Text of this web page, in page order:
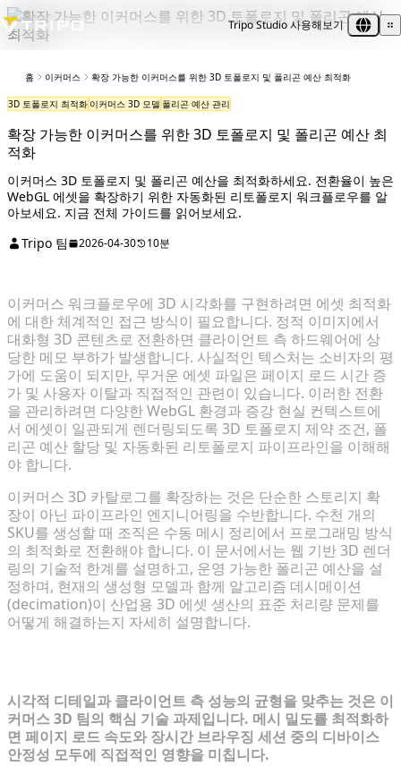
Tripo Studio 사용해보기
홈 이커머스 확장 가능한 이커머스를 위한 3D 토폴로지 및 폴리곤 예산 최적화
3D 토폴로지 최적화 이커머스 3D 모델 폴리곤 예산 관리
확장 가능한 이커머스를 위한 3D 토폴로지 및 폴리곤 예산 최
적화
이커머스 3D 토폴로지 및 폴리곤 예산을 최적화하세요. 전환율이 높은
WebGL 에셋을 확장하기 위한 자동화된 리토폴로지 워크플로우를 알
아보세요. 지금 전체 가이드를 읽어보세요.
Tripo 팀
2026-04-30 10분
이커머스 워크플로우에 3D 시각화를 구현하려면 에셋 최적화
에 대한 체계적인 접근 방식이 필요합니다. 정적 이미지에서
대화형 3D 콘텐츠로 전환하면 클라이언트 측 하드웨어에 상
당한 메모 부하가 발생합니다. 사실적인 텍스처는 소비자의 평
가에 도움이 되지만, 무거운 에셋 파일은 페이지 로드 시간 증
가 및 사용자 이탈과 직접적인 관련이 있습니다. 이러한 전환
을 관리하려면 다양한 WebGL 환경과 증강 현실 컨텍스트에
서 에셋이 일관되게 렌더링되도록 3D 토폴로지 제약 조건, 폴
리곤 예산 할당 및 자동화된 리토폴로지 파이프라인을 이해해
야 합니다.
이커머스 3D 카탈로그를 확장하는 것은 단순한 스토리지 확
장이 아닌 파이프라인 엔지니어링을 수반합니다. 수천 개의
SKU를 생성할 때 조직은 수동 메시 정리에서 프로그래밍 방식
의 최적화로 전환해야 합니다. 이 문서에서는 웹 기반 3D 렌더
링의 기술적 한계를 설명하고, 운영 가능한 폴리곤 예산을 설
정하며, 현재의 생성형 모델과 함께 알고리즘 데시메이션
(decimation)이 산업용 3D 에셋 생산의 표준 처리량 문제를
어떻게 해결하는지 자세히 설명합니다.
시각적 디테일과 클라이언트 측 성능의 균형을 맞추는 것은 이
커머스 3D 팀의 핵심 기술 과제입니다. 메시 밀도를 최적화하
면 페이지 로드 속도와 장시간 브라우징 세션 중의 디바이스
안정성 모두에 직접적인 영향을 미칩니다.